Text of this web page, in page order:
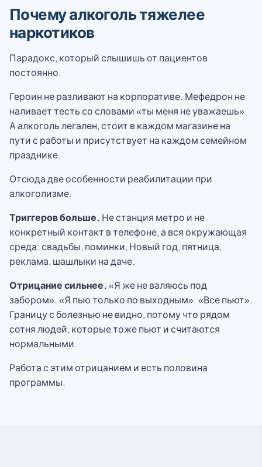
Почему алкоголь тяжелее
наркотиков
Парадокс, который слышишь от пациентов
постоянно.
Героин не разливают на корпоративе. Мефедрон не
наливает тесть со словами «ты меня не уважаешь».
А алкоголь легален, стоит в каждом магазине на
пути с работы и присутствует на каждом семейном
празднике.
Отсюда две особенности реабилитации при
алкоголизме.
Триггеров больше. Не станция метро и не
конкретный контакт в телефоне, а вся окружающая
среда: свадьбы, поминки, Новый год, пятница,
реклама, шашлыки на даче.
Отрицание сильнее.«Я же не валяюсь под
забором». «Я пью только по выходным». «Все пьют».
Границу с болезнью не видно, потому что рядом
сотня людей, которые тоже пьют и считаются
нормальными.
Работа с этим отрицанием и есть половина
программы.